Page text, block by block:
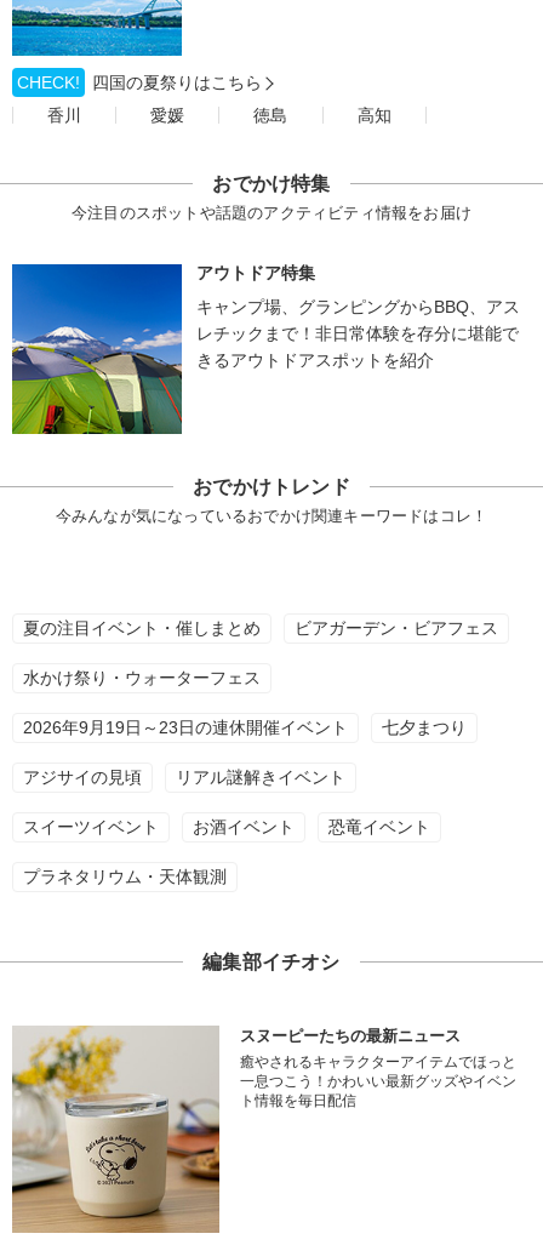
CHECK!
四国の夏祭りはこちら
香川
愛媛 徳島 高知
おでかけ特集
今注目のスポットや話題のアクティビティ情報をお届け
アウトドア特集
キャンプ場、グランピングからBBQ、アス
レチックまで！非日常体験を存分に堪能で
きるアウトドアスポットを紹介
おでかけトレンド
今みんなが気になっているおでかけ関連キーワードはコレ！
夏の注目イベント・催しまとめ ビアガーデン・ビアフェス
水かけ祭り・ウォーターフェス
2026年9月19日～23日の連休開催イベント 七夕まつり
アジサイの見頃 リアル謎解きイベント
スイーツイベント お酒イベント 恐竜イベント
プラネタリウム・天体観測
編集部イチオシ
スヌーピーたちの最新ニュース
癒やされるキャラクターアイテムでほっと
一息つこう！かわいい最新グッズやイベン
ト情報を毎日配信